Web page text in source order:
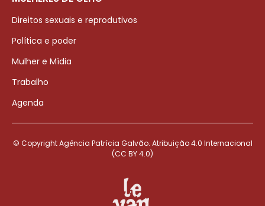
Direitos sexuais e reprodutivos
Política e poder
Mulher e Mídia
Trabalho
Agenda
© Copyright Agência Patrícia Galvão. Atribuição 4.0 Internacional
(CC BY 4.0)